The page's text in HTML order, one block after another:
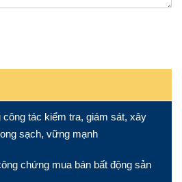
tác kiểm tra, giám sát, xây
sạch, vững mạnh
chứng mua bán bất động sản